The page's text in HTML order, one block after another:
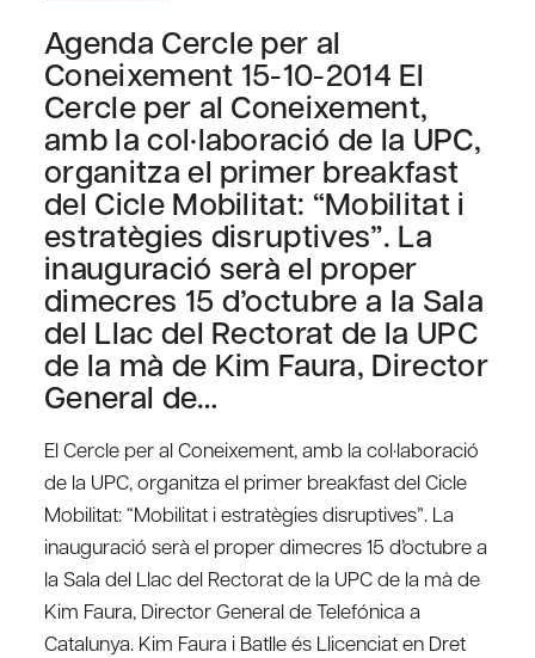
Agenda Cercle per al
Coneixement 15-10-2014 El
Cercle per al Coneixement,
amb la col·laboració de la UPC,
organitza el primer breakfast
del Cicle Mobilitat: “Mobilitat i
estratègies disruptives”. La
inauguració serà el proper
dimecres 15 d’octubre a la Sala
del Llac del Rectorat de la UPC
de la mà de Kim Faura, Director
General de…
El Cercle per al Coneixement, amb la col·laboració
de la UPC, organitza el primer breakfast del Cicle
Mobilitat: “Mobilitat i estratègies disruptives”. La
inauguració serà el proper dimecres 15 d’octubre a
la Sala del Llac del Rectorat de la UPC de la mà de
Kim Faura, Director General de Telefónica a
Catalunya. Kim Faura i Batlle és Llicenciat en Dret